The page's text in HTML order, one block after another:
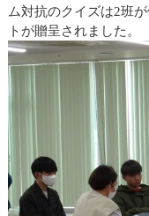
ム対抗のクイズは2班
トが贈呈されました。